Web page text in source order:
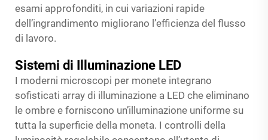
esami approfonditi, in cui variazioni rapide
dell’ingrandimento migliorano l’efficienza del flusso
di lavoro.
Sistemi di Illuminazione LED
I moderni microscopi per monete integrano
sofisticati array di illuminazione a LED che eliminano
le ombre e forniscono un’illuminazione uniforme su
tutta la superficie della moneta. I controlli della